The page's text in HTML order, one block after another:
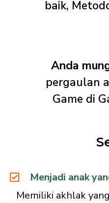
baik,
Anda
pergaulan
Game di
Menjadi anak
Memiliki akhlak